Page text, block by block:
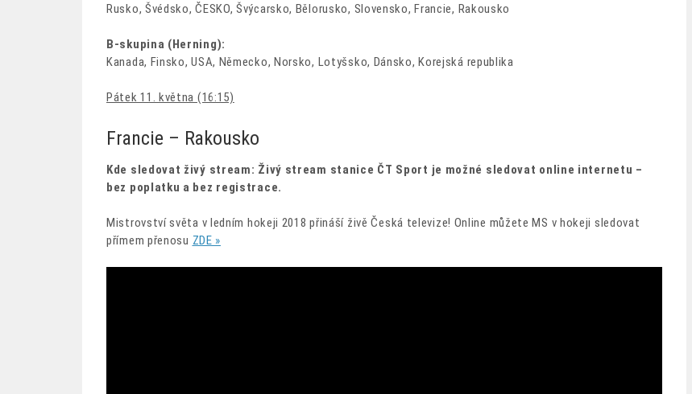
Rusko, Švédsko, ČESKO, Švýcarsko, Bělorusko, Slovensko, Francie, Rakousko
B-skupina (Herning):
Kanada, Finsko, USA, Německo, Norsko, Lotyšsko, Dánsko, Korejská republika
Pátek 11. května (16:15)
Francie – Rakousko
Kde sledovat živý stream: Živý stream stanice ČT Sport je možné sledovat online internetu –
bez poplatku a bez registrace.
Mistrovství světa v ledním hokeji 2018 přináší živě Česká televize! Online můžete MS v hokeji sledovat
přímem přenosu ZDE »